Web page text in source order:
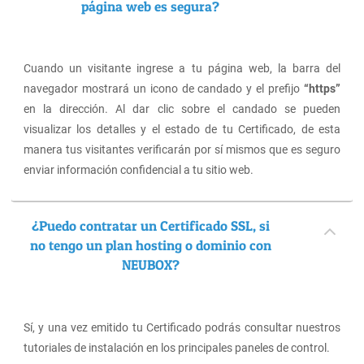
página web es segura?
Cuando un visitante ingrese a tu página web, la barra del
navegador mostrará un icono de candado y el prefijo “​https​”
en la dirección. Al dar clic sobre el candado se pueden
visualizar los detalles y el estado de tu Certificado, de esta
manera tus visitantes verificarán por sí mismos que es seguro
enviar información confidencial a tu sitio web.
¿Puedo contratar un Certificado SSL, si
no tengo un plan hosting o dominio con
NEUBOX?
Sí, y una vez emitido tu Certificado podrás consultar nuestros
tutoriales de instalación en los principales paneles de control.